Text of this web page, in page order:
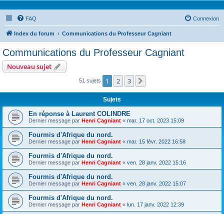
FAQ Connexion
Index du forum Communications du Professeur Cagniant
Communications du Professeur Cagniant
Nouveau sujet
51 sujets 1 2 3
Sujets
En réponse à Laurent COLINDRE
Dernier message par Henri Cagniant « mar. 17 oct. 2023 15:09
Fourmis d'Afrique du nord.
Dernier message par Henri Cagniant « mar. 15 févr. 2022 16:58
Fourmis d'Afrique du nord.
Dernier message par Henri Cagniant « ven. 28 janv. 2022 15:16
Fourmis d'Afrique du nord.
Dernier message par Henri Cagniant « ven. 28 janv. 2022 15:07
Fourmis d'Afrique du nord.
Dernier message par Henri Cagniant « lun. 17 janv. 2022 12:39